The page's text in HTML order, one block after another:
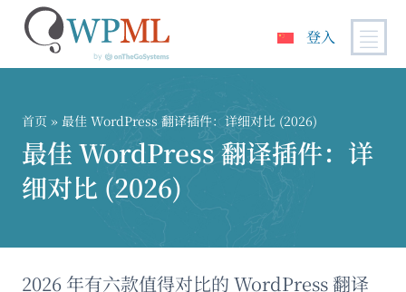
登入
首页 » 最佳 WordPress 翻译插件：详细对比 (2026)
最佳 WordPress 翻译插件：详
细对比 (2026)
2026 年有六款值得对比的 WordPress 翻译